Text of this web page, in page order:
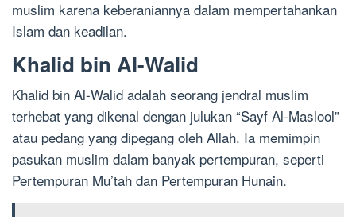
muslim karena keberaniannya dalam mempertahankan
Islam dan keadilan.
Khalid bin Al-Walid
Khalid bin Al-Walid adalah seorang jendral muslim
terhebat yang dikenal dengan julukan “Sayf Al-Maslool”
atau pedang yang dipegang oleh Allah. Ia memimpin
pasukan muslim dalam banyak pertempuran, seperti
Pertempuran Mu’tah dan Pertempuran Hunain.